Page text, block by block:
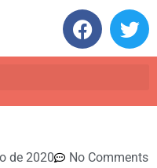
de 2020
No Comments